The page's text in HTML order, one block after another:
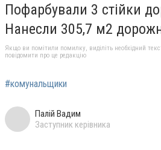
Пофарбували 3 стійки
Нанесли 305,7 м2
Якщо ви помітили помилку, виділіть необхідний
повідомити про це редакцію
#комунальщики
Палій Вадим
Заступник керівника